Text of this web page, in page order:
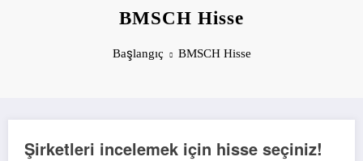
BMSCH Hisse
Başlangıç BMSCH Hisse
Şirketleri incelemek için hisse seçiniz!